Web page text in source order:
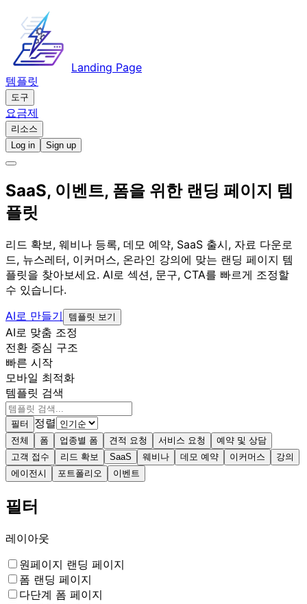
Landing Page
템플릿
도구
요금제
리소스
Log in
Sign up
SaaS, 이벤트, 폼을 위한 랜딩 페이지 템
플릿
리드 확보, 웨비나 등록, 데모 예약, SaaS 출시, 자료 다운로
드, 뉴스레터, 이커머스, 온라인 강의에 맞는 랜딩 페이지 템
플릿을 찾아보세요. AI로 섹션, 문구, CTA를 빠르게 조정할
수 있습니다.
AI로 만들기
템플릿 보기
AI로 맞춤 조정
전환 중심 구조
빠른 시작
모바일 최적화
템플릿 검색
필터 정렬
전체 폼 업종별 폼 견적 요청 서비스 요청
예약 및 상담
고객 접수
리드 확보 SaaS 웨비나 데모 예약 이커머스
강의
에이전시
포트폴리오 이벤트
필터
레이아웃
원페이지 랜딩 페이지
폼 랜딩 페이지
다단계 폼 페이지